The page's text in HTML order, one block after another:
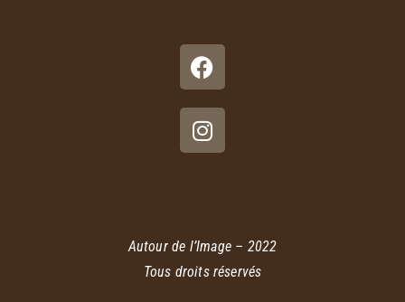
Autour de l’Image – 2022
Tous droits réservés